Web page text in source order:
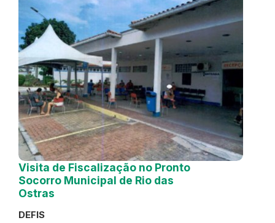
Visita de Fiscalização no Pronto
Socorro Municipal de Rio das
Ostras
DEFIS